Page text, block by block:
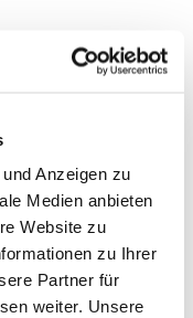
Anzeigen zu
Medien anbieten
Website zu
zu Ihrer
Partner für
weiter. Unsere